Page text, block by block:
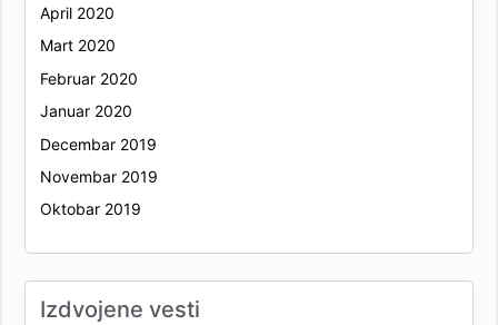
April 2020
Mart 2020
Februar 2020
Januar 2020
Decembar 2019
Novembar 2019
Oktobar 2019
Izdvojene vesti